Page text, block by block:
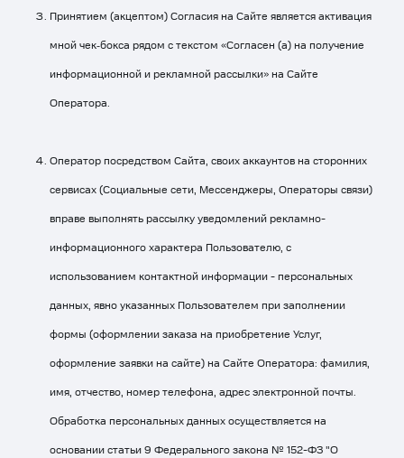
Принятием (акцептом) Согласия на Сайте является активация
мной чек‑бокса рядом с текстом «Согласен (а) на получение
информационной и рекламной рассылки» на Сайте
Оператора.
Оператор посредством Сайта, своих аккаунтов на сторонних
сервисах (Социальные сети, Мессенджеры, Операторы связи)
вправе выполнять рассылку уведомлений рекламно-
информационного характера Пользователю, с
использованием контактной информации - персональных
данных, явно указанных Пользователем при заполнении
формы (оформлении заказа на приобретение Услуг,
оформление заявки на сайте) на Сайте Оператора: фамилия,
имя, отчество, номер телефона, адрес электронной почты.
Обработка персональных данных осуществляется на
основании статьи 9 Федерального закона № 152-ФЗ "О